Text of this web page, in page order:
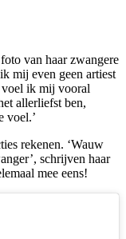
van haar zwangere
mij even geen artiest
voel ik mij vooral
allerliefst ben,
voel.’
rekenen. ‘Wauw
schrijven haar
mee eens!